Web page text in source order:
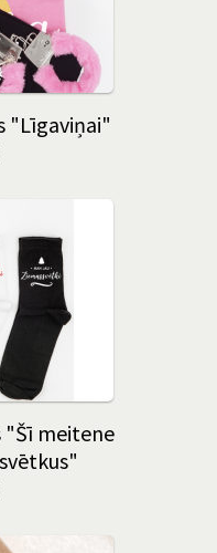
"Līgaviņai"
"Šī meitene